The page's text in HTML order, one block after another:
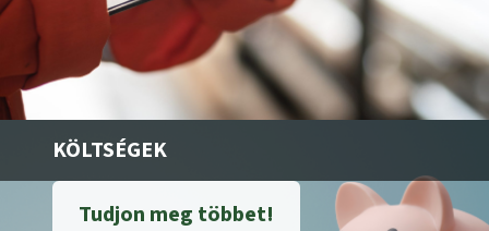
KÖLTSÉGEK
Tudjon meg többet!